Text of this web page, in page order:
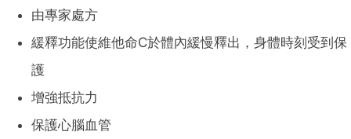
由專家處方
緩釋功能使維他命C於體內緩慢釋出，身體時刻受到保
護
增強抵抗力
保護心腦血管